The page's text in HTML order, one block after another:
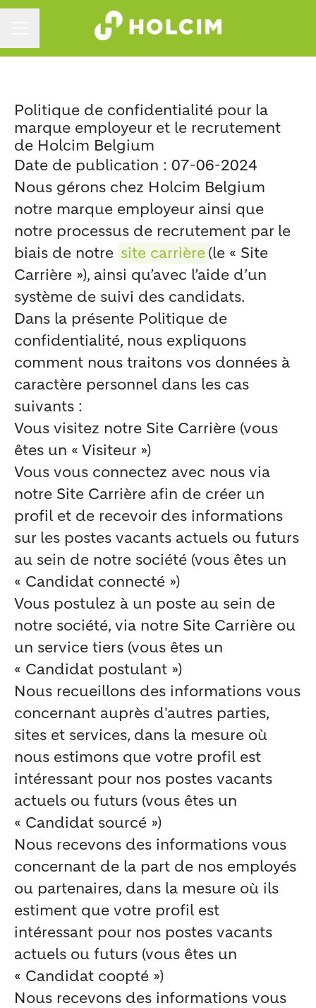
MENU CARRIÈRE
Politique de confidentialité pour la
marque employeur et le recrutement
de Holcim Belgium
Date de publication : 07-06-2024
Nous gérons chez Holcim Belgium
notre marque employeur ainsi que
notre processus de recrutement par le
biais de notre site carrière(le « Site
Carrière »), ainsi qu’avec l’aide d’un
système de suivi des candidats.
Dans la présente Politique de
confidentialité, nous expliquons
comment nous traitons vos données à
caractère personnel dans les cas
suivants :
Vous visitez notre Site Carrière (vous
êtes un « Visiteur »)
Vous vous connectez avec nous via
notre Site Carrière afin de créer un
profil et de recevoir des informations
sur les postes vacants actuels ou futurs
au sein de notre société (vous êtes un
« Candidat connecté »)
Vous postulez à un poste au sein de
notre société, via notre Site Carrière ou
un service tiers (vous êtes un
« Candidat postulant »)
Nous recueillons des informations vous
concernant auprès d'autres parties,
sites et services, dans la mesure où
nous estimons que votre profil est
intéressant pour nos postes vacants
actuels ou futurs (vous êtes un
« Candidat sourcé »)
Nous recevons des informations vous
concernant de la part de nos employés
ou partenaires, dans la mesure où ils
estiment que votre profil est
intéressant pour nos postes vacants
actuels ou futurs (vous êtes un
« Candidat coopté »)
Nous recevons des informations vous